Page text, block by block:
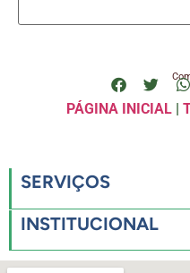
PÁGINA INICIAL|
SERVIÇOS
INSTITUCIONAL